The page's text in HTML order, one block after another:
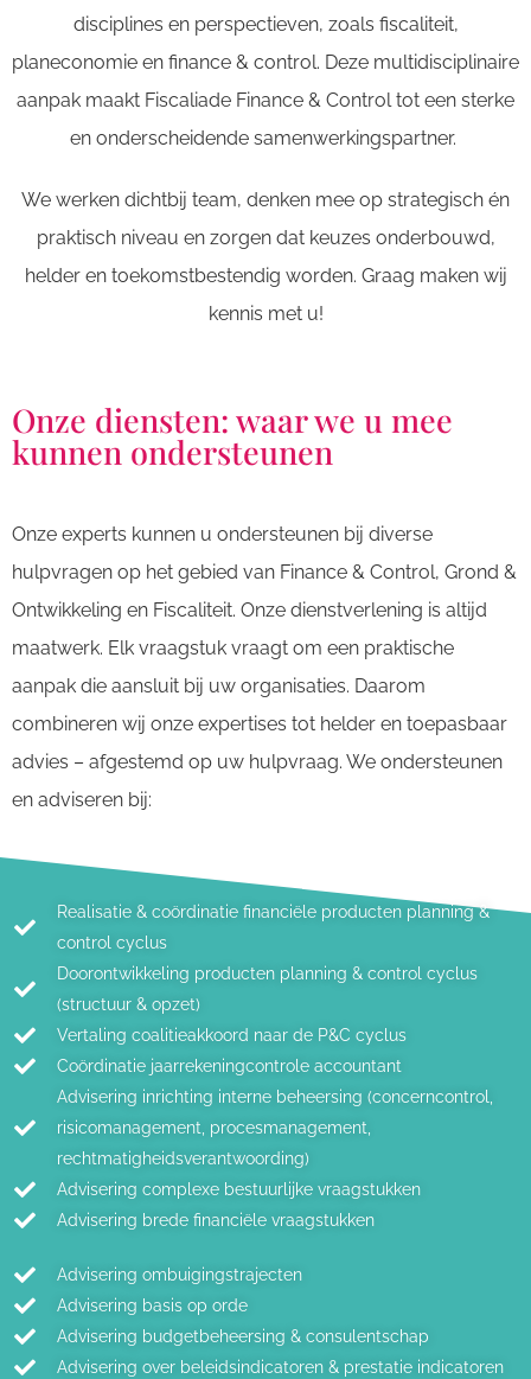
disciplines en perspectieven, zoals fiscaliteit,
planeconomie en finance & control. Deze multidisciplinaire
aanpak maakt Fiscaliade Finance & Control tot een sterke
en onderscheidende samenwerkingspartner.
We werken dichtbij team, denken mee op strategisch én
praktisch niveau en zorgen dat keuzes onderbouwd,
helder en toekomstbestendig worden. Graag maken wij
kennis met u!
Onze diensten: waar we u mee
kunnen ondersteunen
Onze experts kunnen u ondersteunen bij diverse
hulpvragen op het gebied van Finance & Control, Grond &
Ontwikkeling en Fiscaliteit. Onze dienstverlening is altijd
maatwerk. Elk vraagstuk vraagt om een praktische
aanpak die aansluit bij uw organisaties. Daarom
combineren wij onze expertises tot helder en toepasbaar
advies – afgestemd op uw hulpvraag. We ondersteunen
en adviseren bij:
Realisatie & coördinatie financiële producten planning &
control cyclus
Doorontwikkeling producten planning & control cyclus
(structuur & opzet)
Vertaling coalitieakkoord naar de P&C cyclus
Coördinatie jaarrekeningcontrole accountant
Advisering inrichting interne beheersing (concerncontrol,
risicomanagement, procesmanagement,
rechtmatigheidsverantwoording)
Advisering complexe bestuurlijke vraagstukken
Advisering brede financiële vraagstukken
Advisering ombuigingstrajecten
Advisering basis op orde
Advisering budgetbeheersing & consulentschap
Advisering over beleidsindicatoren & prestatie indicatoren